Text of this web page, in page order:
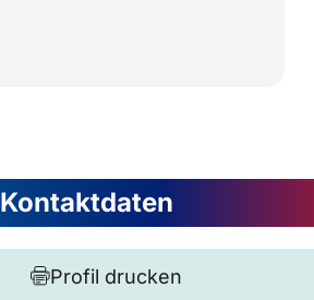
Kontaktdaten
Profil drucken